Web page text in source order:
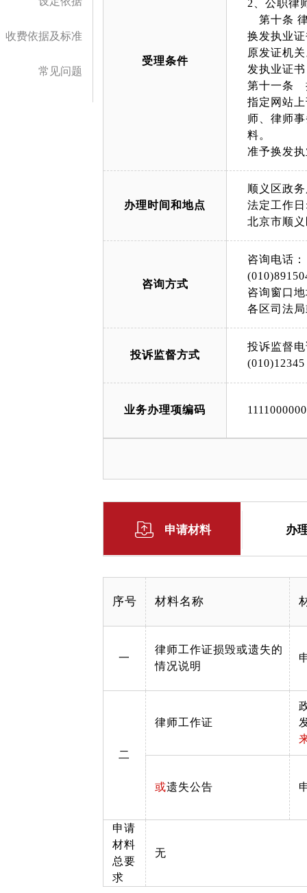
收费依据及标准
常见问题
受理条件
2、公职律
第十条 律
换发执业
原发证机
发执业证
第十一条
指定网站
师、律师
料。
准予换发
办理时间和地点
顺义区政
法定工作
北京市顺
咨询方式
咨询电话：
咨询窗口
各区司法
投诉监督方式
投诉监督
(010)12345
业务办理项编码
申请材料 办
序号 材料名称
一
律师工作证损毁或遗失的
情况说明
二
律师工作证
或遗失公告
申请
材料
总要
求
无